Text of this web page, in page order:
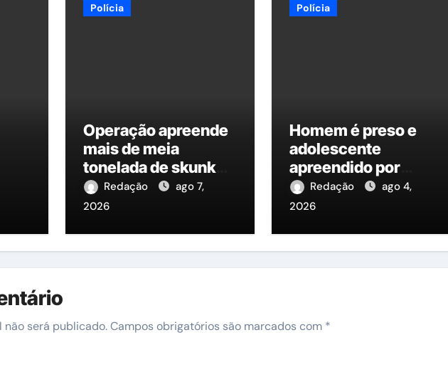
Polícia
Operação apreende
mais de meia
tonelada de skunk
escondida em
embarcação no Rio
Redação
ago 7,
2026
Polícia
Homem é preso e
adolescente
apreendido por
ataque a ônibus na
zona Leste de
Redação
ago 4,
2026
será publicado.Campos obrigatórios são marcados com *